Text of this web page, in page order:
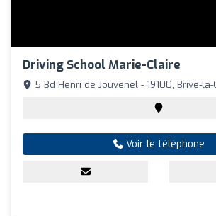
Driving School Marie-Claire
5 Bd Henri de Jouvenel - 19100, Brive-
Voir le téléphone